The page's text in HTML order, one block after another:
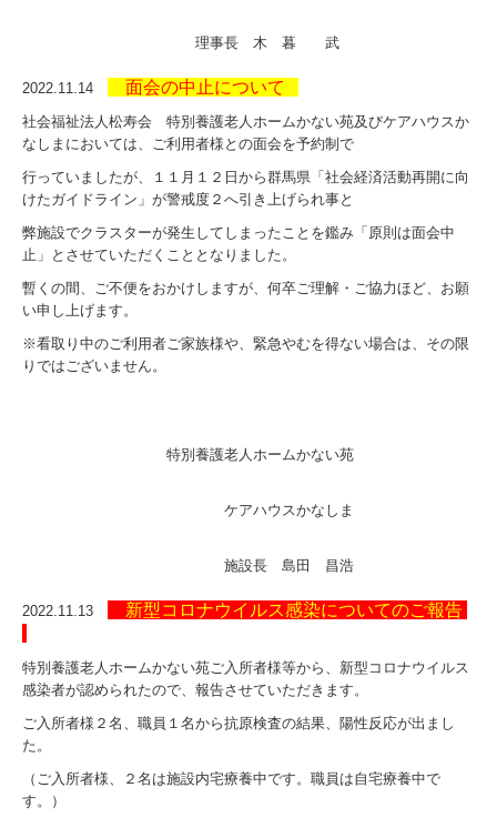
理事長 木 暮 武
2022.11.14 面会の中止について
社会福祉法人松寿会 特別養護老人ホームかない苑及びケアハウスか
なしまにおいては、ご利用者様との面会を予約制で
行っていましたが、１１月１２日から群馬県「社会経済活動再開に向
けたガイドライン」が警戒度２へ引き上げられ事と
弊施設でクラスターが発生してしまったことを鑑み「原則は面会中
止」とさせていただくこととなりました。
暫くの間、ご不便をおかけしますが、何卒ご理解・ご協力ほど、お願
い申し上げます。
※看取り中のご利用者ご家族様や、緊急やむを得ない場合は、その限
りではございません。
特別養護老人ホームかない苑
ケアハウスかなしま
施設長 島田 昌浩
2022.11.13 新型コロナウイルス感染についてのご報告
特別養護老人ホームかない苑ご入所者様等から、新型コロナウイルス
感染者が認められたので、報告させていただきます。
ご入所者様２名、職員１名から抗原検査の結果、陽性反応が出まし
た。
（ご入所者様、２名は施設内宅療養中です。職員は自宅療養中で
す。）